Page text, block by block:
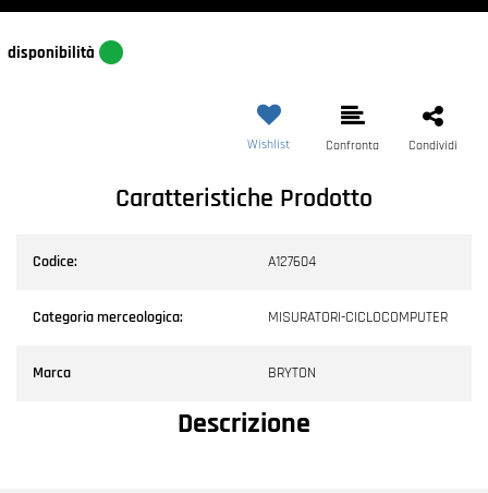
disponibilità
Wishlist Confronta Condividi
Caratteristiche Prodotto
Codice: A127604
Categoria merceologica: MISURATORI-CICLOCOMPUTER
Marca BRYTON
Descrizione